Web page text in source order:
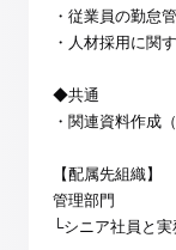
・従業員の勤怠
・人材採用に関
◆共通
・関連資料作成
【配属先組織】
管理部門
└シニア社員と